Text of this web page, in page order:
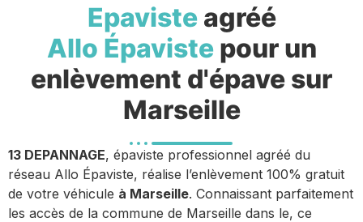
Epavisteagréé
Allo Épavistepour un
enlèvement d'épave sur
Marseille
13 DEPANNAGE, épaviste professionnel agréé du
réseau Allo Épaviste, réalise l’enlèvement 100% gratuit
de votre véhicule à Marseille. Connaissant parfaitement
les accès de la commune de Marseille dans le, ce